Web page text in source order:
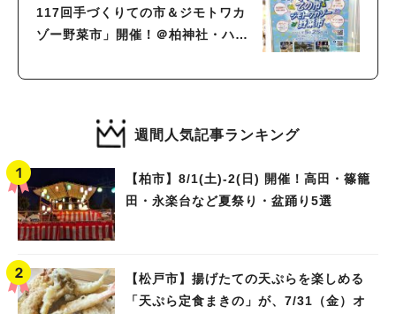
117回手づくりての市＆ジモトワカ
ゾー野菜市」開催！＠柏神社・ハウ
週間人気記事ランキング
【柏市】8/1(土)‐2(日) 開催！高田・篠籠
田・永楽台など夏祭り・盆踊り5選
【松戸市】揚げたての天ぷらを楽しめる
「天ぷら定食まきの」が、7/31（金）オ